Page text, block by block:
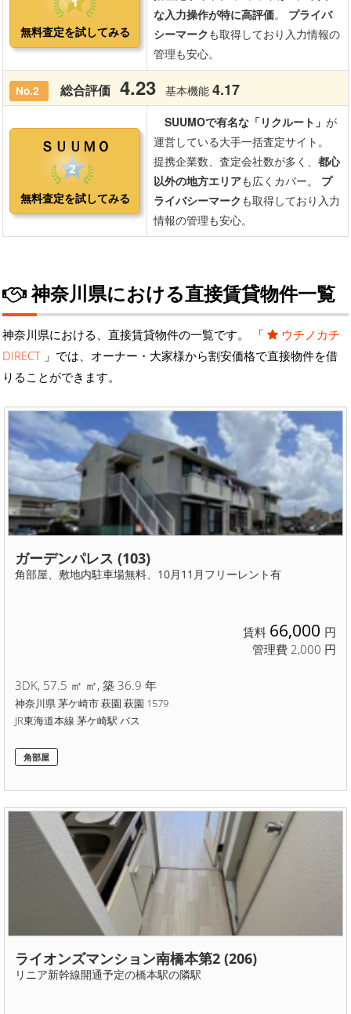
神奈川県における直接賃貸物件一覧
神奈川県における、直接賃貸物件の一覧です。 「
ウチノカチ
DIRECT 」では、オーナー・大家様から割安価格で直接物件を借
りることができます。
ガーデンパレス (103)
角部屋、敷地内駐車場無料、10月11月フリーレント有
賃料 66,000 円
管理費 2,000 円
3DK, 57.5 ㎡ ㎡, 築 36.9 年
神奈川県 茅ケ崎市 萩園 萩園 1579
JR東海道本線 茅ケ崎駅 バス
角部屋
ライオンズマンション南橋本第2 (206)
リニア新幹線開通予定の橋本駅の隣駅